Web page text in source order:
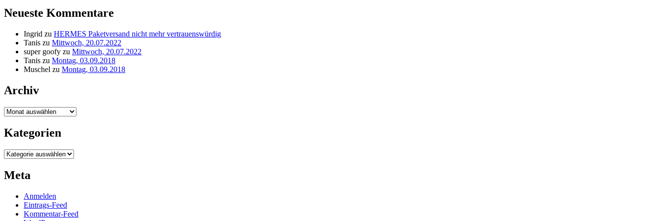
Neueste Kommentare
Ingrid zu HERMES Paketversand nicht mehr vertrauenswürdig
Tanis zu Mittwoch, 20.07.2022
super goofy zu Mittwoch, 20.07.2022
Tanis zu Montag, 03.09.2018
Muschel zu Montag, 03.09.2018
Archiv
Archiv
Kategorien
Kategorien
Meta
Anmelden
Eintrags-Feed
Kommentar-Feed